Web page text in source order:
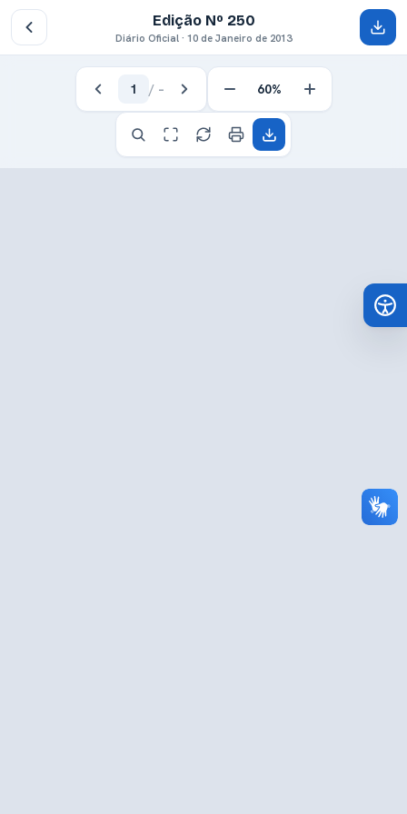
Edição Nº 250
Diário Oficial · 10 de Janeiro de 2013
1 / – 60%